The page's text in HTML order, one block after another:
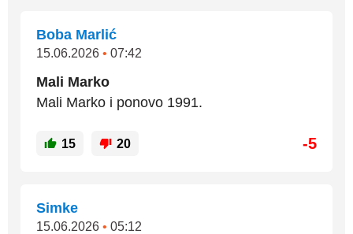
Boba Marlić
15.06.2026 • 07:42
Mali Marko
Mali Marko i ponovo 1991.
15 20 -5
Simke
15.06.2026 • 05:12